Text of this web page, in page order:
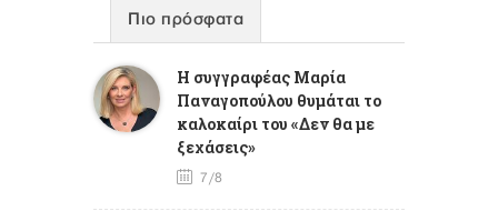
Πιο πρόσφατα
Η συγγραφέας Μαρία
Παναγοπούλου θυμάται το
καλοκαίρι του «Δεν θα με
ξεχάσεις»
7/8